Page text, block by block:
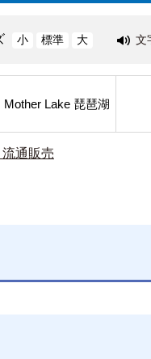
小 標準 大 文
Mother Lake 琵琶湖
通販売